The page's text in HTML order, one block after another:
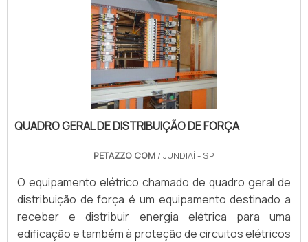
QUADRO GERAL DE DISTRIBUIÇÃO DE FORÇA
PETAZZO COM / JUNDIAÍ - SP
O equipamento elétrico chamado de quadro geral de
distribuição de força é um equipamento destinado a
receber e distribuir energia elétrica para uma
edificação e também à proteção de circuitos elétricos